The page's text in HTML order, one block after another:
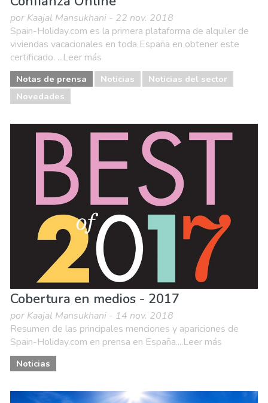
por Kaajal Mansukhani - 22 nov. 2018
Spain-Holiday.com es la primera plataforma de alquiler de
viviendas vacacionales en toda España en obtener este
certificado. ...Leer más
Notas de prensa Noticias
Noticias del sector
Novedades
Cobertura en medios - 2017
por Kaajal Mansukhani - 14 nov. 2018
Resumen de las principales menciones y apariciones de
Spain-Holiday.com en prensa en España....Leer más
Noticias